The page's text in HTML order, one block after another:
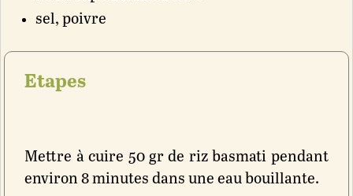
sel, poivre
Etapes
Mettre à cuire 50 gr de riz basmati pendant
environ 8 minutes dans une eau bouillante.